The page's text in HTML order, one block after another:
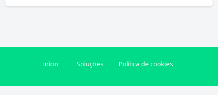
Início Soluções Política de cookies